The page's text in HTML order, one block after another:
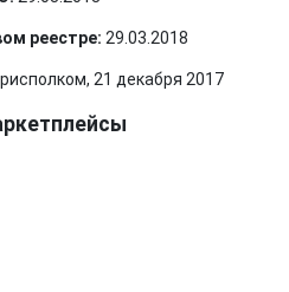
реестре: 29.03.2018
21 декабря 2017